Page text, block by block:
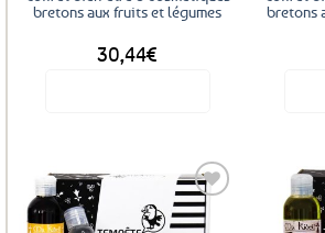
bretons aux fruits et légumes
30,44€
bretons